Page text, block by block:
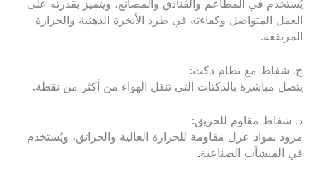
يُستخدم في المطاعم والفنادق والمصانع، ويتميز بقدرته على
العمل المتواصل وكفاءته في طرد الأبخرة الدهنية والحرارة
المرتفعة.
ج. شفاط مع نظام دكت:
يتصل مباشرة بالدكتات التي تنقل الهواء من أكثر من نقطة.
د. شفاط مقاوم للحريق:
مزود بمواد عزل مقاومة للحرارة العالية والحرائق، ويُستخدم
في المنشآت الصناعية.